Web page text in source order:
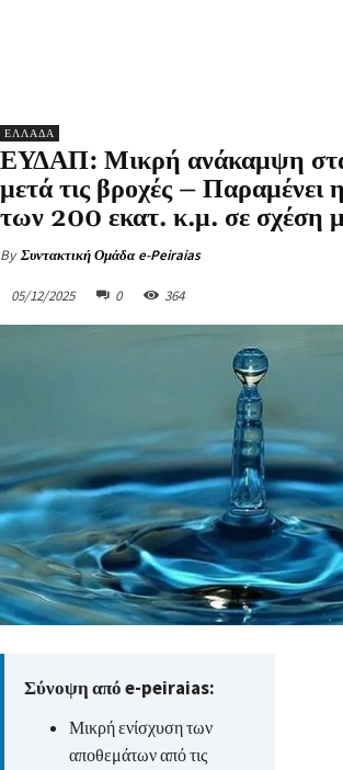
ΕΛΛΑΔΑ
ΕΥΔΑΠ: Μικρή ανάκαμψη
μετά τις βροχές – Παραμένει
των 200 εκατ. κ.μ. σε σχέση
By Συντακτική Ομάδα e-Peiraias
05/12/2025 0 364
Σύνοψη από e-peiraias:
Μικρή ενίσχυση των
αποθεμάτων από τις